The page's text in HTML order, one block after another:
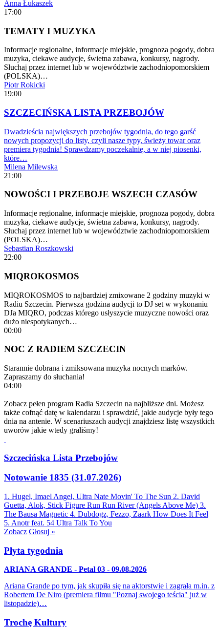
Anna Łukaszek
17:00
TEMATY I MUZYKA
Informacje regionalne, informacje miejskie, prognoza pogody, dobra
muzyka, ciekawe audycje, świetna zabawa, konkursy, nagrody.
Słuchaj przez internet lub w województwie zachodniopomorskiem
(POLSKA)…
Piotr Rokicki
19:00
SZCZECIŃSKA LISTA PRZEBOJÓW
Dwadzieścia największych przebojów tygodnia, do tego garść
nowych propozycji do listy, czyli nasze typy, świeży towar oraz
premiera tygodnia! Sprawdzamy poczekalnię, a w niej piosenki,
które…
Milena Milewska
21:00
NOWOŚCI I PRZEBOJE WSZECH CZASÓW
Informacje regionalne, informacje miejskie, prognoza pogody, dobra
muzyka, ciekawe audycje, świetna zabawa, konkursy, nagrody.
Słuchaj przez internet lub w województwie zachodniopomorskiem
(POLSKA)…
Sebastian Roszkowski
22:00
MIQROKOSMOS
MIQROKOSMOS to najbardziej zmixowane 2 godziny muzyki w
Radiu Szczecin. Pierwsza godzina audycji to DJ set w wykonaniu
DJa MIQRO, podczas którego usłyszycie muzyczne nowości oraz
dużo niespotykanych…
00:00
NOC Z RADIEM SZCZECIN
Starannie dobrana i zmiksowana muzyka nocnych marków.
Zapraszamy do słuchania!
04:00
Zobacz pełen program Radia Szczecin na najbliższe dni. Możesz
także cofnąć datę w kalendarzu i sprawdzić, jakie audycje były tego
dnia na antenie. W scenariuszach audycji znajdziesz listę wszystkich
uworów jakie wtedy graliśmy!
Szczecińska Lista Przebojów
Notowanie 1835 (31.07.2026)
1. Hugel, Imael Angel, Ultra Nate Movin' To The Sun 2. David
Guetta, Alok, Stick Figure Run Run River (Angels Above Me) 3.
The Bausa Magnetic 4. Dubdogz, Fezzo, Zaark How Does It Feel
5. Anotr feat. 54 Ultra Talk To You
Zobacz Głosuj »
Płyta tygodnia
ARIANA GRANDE - Petal 03 - 09.08.2026
Ariana Grande po tym, jak skupiła się na aktorstwie i zagrała m.in. z
Robertem De Niro (premiera filmu "Poznaj swojego teścia" już w
listopadzie)…
Trochę Kultury